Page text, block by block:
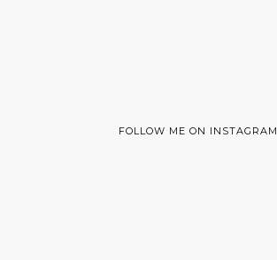
FOLLOW ME ON INSTAGRAM